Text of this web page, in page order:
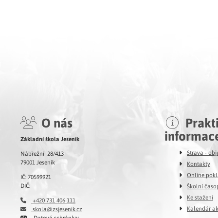
O nás
Základní škola Jeseník
Nábřežní 28/413
79001 Jeseník
IČ: 70599921
DIČ:
+420 731 406 111
skola@zsjesenik.cz
Strava -
Kontakty
Online
Školní
Ke stažení
Kalendář